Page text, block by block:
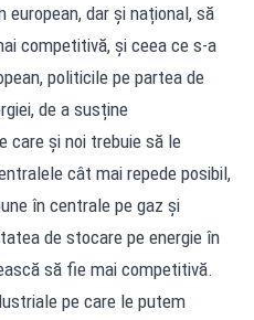
european, dar și național, să
competitivă, și ceea ce s-a
politicile pe partea de
de a susține
care și noi trebuie să le
cât mai repede posibil,
în centrale pe gaz și
de stocare pe energie în
să fie mai competitivă.
pe care le putem